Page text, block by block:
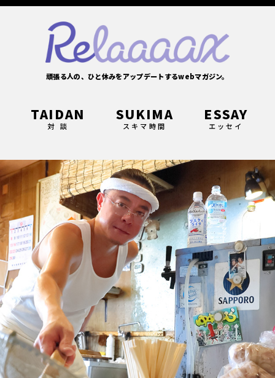
頑張る人の、ひと休みをアップデートするwebマガジン。
TAIDAN
対 談
SUKIMA
スキマ時間
ESSAY
エッセイ